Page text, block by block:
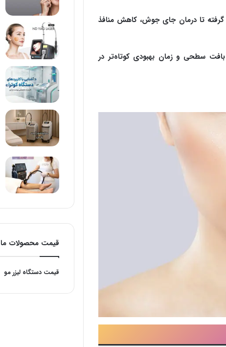
تا درمان جای جوش، کاهش منافذ
سطحی و زمان بهبودی کوتاه‌تر در
قیمت محصولات ما
قیمت دستگاه لیزر مو